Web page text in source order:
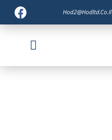
Hod2@hodltd.co.il